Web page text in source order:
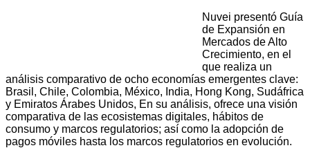
Nuvei presentó Guía
de Expansión en
Mercados de Alto
Crecimiento, en el
que realiza un
análisis comparativo de ocho economías emergentes clave:
Brasil, Chile, Colombia, México, India, Hong Kong, Sudáfrica
y Emiratos Árabes Unidos, En su análisis, ofrece una visión
comparativa de las ecosistemas digitales, hábitos de
consumo y marcos regulatorios; así como la adopción de
pagos móviles hasta los marcos regulatorios en evolución.